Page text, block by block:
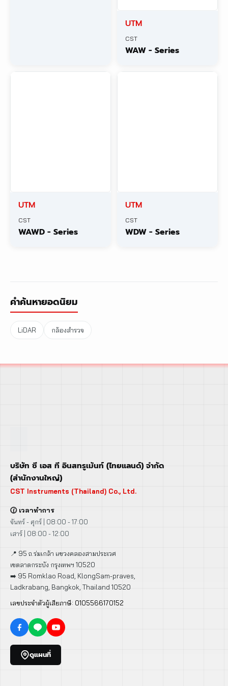
UTM
CST
WAW - Series
UTM
CST
WAWD - Series
UTM
CST
WDW - Series
คำค้นหายอดนิยม
LiDAR กล้องสำรวจ
บริษัท ซี เอส ที อินสทรูเม้นท์ (ไทยแลนด์) จำกัด
(สำนักงานใหญ่)
CST Instruments (Thailand) Co., Ltd.
🕜 เวลาทำการ
จันทร์ - ศุกร์ | 08:00 - 17:00
เสาร์ | 08:00 - 12:00
📍 95 ถ.ร่มเกล้า แขวงคลองสามประเวศ
เขตลาดกระบัง กรุงเทพฯ 10520
➡️ 95 Romklao Road, KlongSam-praves,
Ladkrabang, Bangkok, Thailand 10520
เลขประจำตัวผู้เสียภาษี: 0105566170152
ดูแผนที่